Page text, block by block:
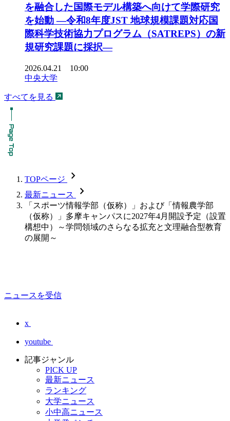
を融合した国際モデル構築へ向けて学際研究
を始動 ―令和8年度JST 地球規模課題対応国
際科学技術協力プログラム（SATREPS）の新
規研究課題に採択―
2026.04.21 10:00
中央大学
すべてを見る
TOPページ chevron_forward
最新ニュース chevron_forward
「スポーツ情報学部（仮称）」および「情報農学部
（仮称）」多摩キャンパスに2027年4月開設予定（設置
構想中）～学問領域のさらなる拡充と文理融合型教育
の展開～
ニュースを受信
x
youtube
記事ジャンル
PICK UP
最新ニュース
ランキング
大学ニュース
小中高ニュース